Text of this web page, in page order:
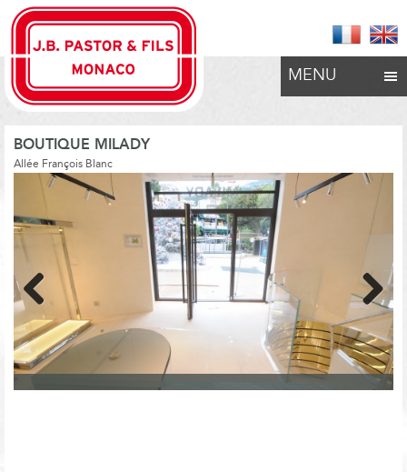
MENU
BOUTIQUE MILADY
Allée François Blanc
Previous Next